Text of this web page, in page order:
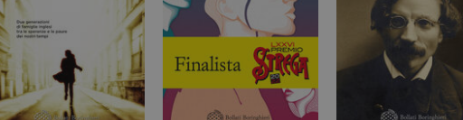
Nome Dominio Scadenza
Descrizione
_fbp
.bollatiboringhieri.it 3 mesi
Utilizzato da Facebook per fornire
da inserzionisti di terze parti